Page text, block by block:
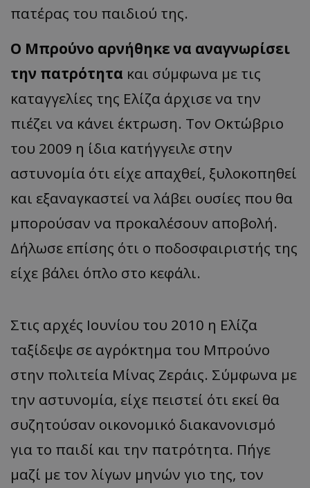
πατέρας του παιδιού της.
Ο Μπρούνο αρνήθηκε να αναγνωρίσει
την πατρότητα και σύμφωνα με τις
καταγγελίες της Ελίζα άρχισε να την
πιέζει να κάνει έκτρωση. Τον Οκτώβριο
του 2009 η ίδια κατήγγειλε στην
αστυνομία ότι είχε απαχθεί, ξυλοκοπηθεί
και εξαναγκαστεί να λάβει ουσίες που θα
μπορούσαν να προκαλέσουν αποβολή.
Δήλωσε επίσης ότι ο ποδοσφαιριστής της
είχε βάλει όπλο στο κεφάλι.
Στις αρχές Ιουνίου του 2010 η Ελίζα
ταξίδεψε σε αγρόκτημα του Μπρούνο
στην πολιτεία Μίνας Ζεράις. Σύμφωνα με
την αστυνομία, είχε πειστεί ότι εκεί θα
συζητούσαν οικονομικό διακανονισμό
για το παιδί και την πατρότητα. Πήγε
μαζί με τον λίγων μηνών γιο της, τον